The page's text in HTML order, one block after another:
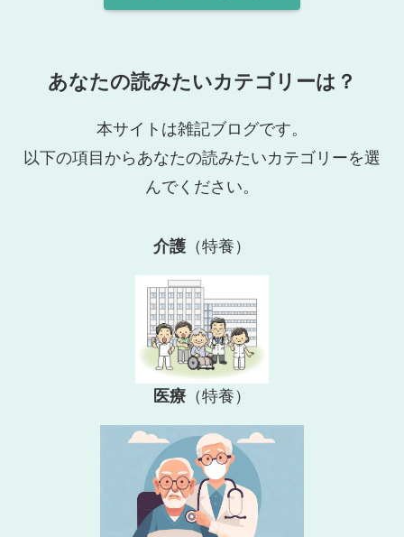
あなたの読みたいカテゴリーは？
本サイトは雑記ブログです。
以下の項目からあなたの読みたいカテゴリーを選
んでください。
介護 （特養）
医療 （特養）